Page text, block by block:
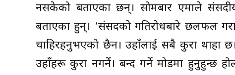
नसकेको बताएका छन्। सोमबार एमाले
बताएका हुन्। ‘संसदको गतिरोधबारे छलफल
चाहिरहनुभएको छैन। उहाँलाई सबै कुरा थाहा
उहाँहरू कुरा नगर्ने। बन्द गर्ने मोडमा हुनुहुन्छ